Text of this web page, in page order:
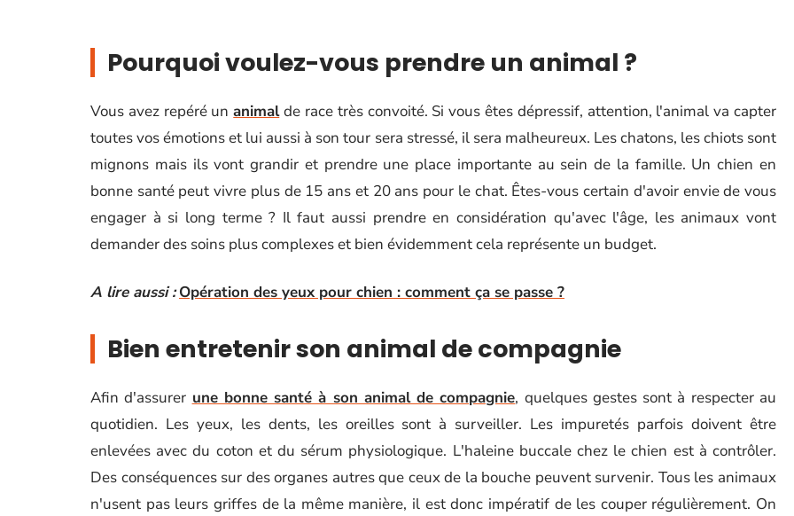
Pourquoi voulez-vous prendre un animal ?
Vous avez repéré unanimalde race très convoité. Si vous êtes dépressif, attention, l'animal va capter
toutes vos émotions et lui aussi à son tour sera stressé, il sera malheureux. Les chatons, les chiots sont
mignons mais ils vont grandir et prendre une place importante au sein de la famille. Un chien en
bonne santé peut vivre plus de 15 ans et 20 ans pour le chat. Êtes-vous certain d'avoir envie de vous
engager à si long terme ? Il faut aussi prendre en considération qu'avec l'âge, les animaux vont
demander des soins plus complexes et bien évidemment cela représente un budget.
A lire aussi : Opération des yeux pour chien : comment ça se passe ?
Bien entretenir son animal de compagnie
Afin d'assurer une bonne santé à son animal de compagnie, quelques gestes sont à respecter au
quotidien. Les yeux, les dents, les oreilles sont à surveiller. Les impuretés parfois doivent être
enlevées avec du coton et du sérum physiologique. L'haleine buccale chez le chien est à contrôler.
Des conséquences sur des organes autres que ceux de la bouche peuvent survenir. Tous les animaux
n'usent pas leurs griffes de la même manière, il est donc impératif de les couper régulièrement. On